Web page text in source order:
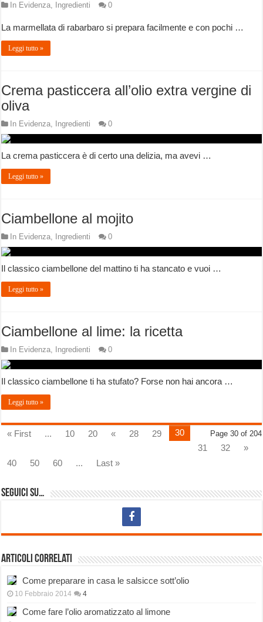
In Evidenza, Ingredienti 0
La marmellata di rabarbaro si prepara facilmente e con pochi …
Leggi tutto »
Crema pasticcera all’olio extra vergine di
oliva
In Evidenza, Ingredienti 0
La crema pasticcera è di certo una delizia, ma avevi …
Leggi tutto »
Ciambellone al mojito
In Evidenza, Ingredienti 0
Il classico ciambellone del mattino ti ha stancato e vuoi …
Leggi tutto »
Ciambellone al lime: la ricetta
In Evidenza, Ingredienti 0
Il classico ciambellone ti ha stufato? Forse non hai ancora …
Leggi tutto »
Page 30 of 204
« First ... 10 20 « 28 29
30
31
32
»
40
50 60 ... Last »
Seguici su…
Articoli correlati
Come preparare in casa le salsicce sott’olio
10 Febbraio 2014 4
Come fare l’olio aromatizzato al limone